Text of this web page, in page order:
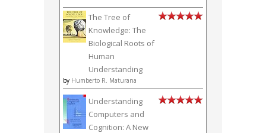
The Tree of
Knowledge: The
Biological Roots of
Human
Understanding
by Humberto R. Maturana
Understanding
Computers and
Cognition: A New